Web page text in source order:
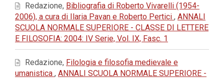
Redazione, Bibliografia di Roberto Vivarelli (1954-
2006), a cura di Ilaria Pavan e Roberto Pertici , ANNALI
SCUOLA NORMALE SUPERIORE - CLASSE DI LETTERE
E FILOSOFIA: 2004: IV Serie, Vol. IX, Fasc. 1
Redazione, Filologia e filosofia medievale e
umanistica , ANNALI SCUOLA NORMALE SUPERIORE -